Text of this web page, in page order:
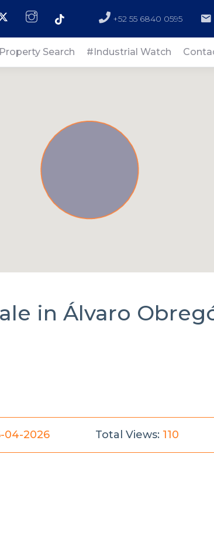
+52 55 6840 0595
Property Search #Industrial Watch
in Álvaro
04-2026 Total Views: 110